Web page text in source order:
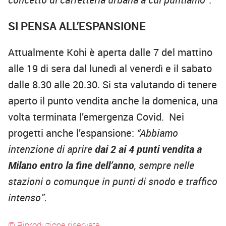
SI PENSA ALL’ESPANSIONE
Attualmente Kohi è aperta dalle 7 del mattino
alle 19 di sera dal lunedì al venerdì e il sabato
dalle 8.30 alle 20.30. Si sta valutando di tenere
aperto il punto vendita anche la domenica, una
volta terminata l’emergenza Covid. Nei
progetti anche l’espansione: “Abbiamo
intenzione di apriredai 2 ai 4 punti vendita a
Milano entro la fine dell’anno, sempre nelle
stazioni o comunque in punti di snodo e traffico
intenso”.